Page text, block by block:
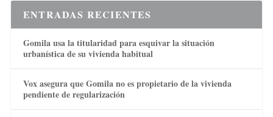
ENTRADAS RECIENTES
Gomila usa la titularidad para esquivar la situación
urbanística de su vivienda habitual
Vox asegura que Gomila no es propietario de la vivienda
pendiente de regularización